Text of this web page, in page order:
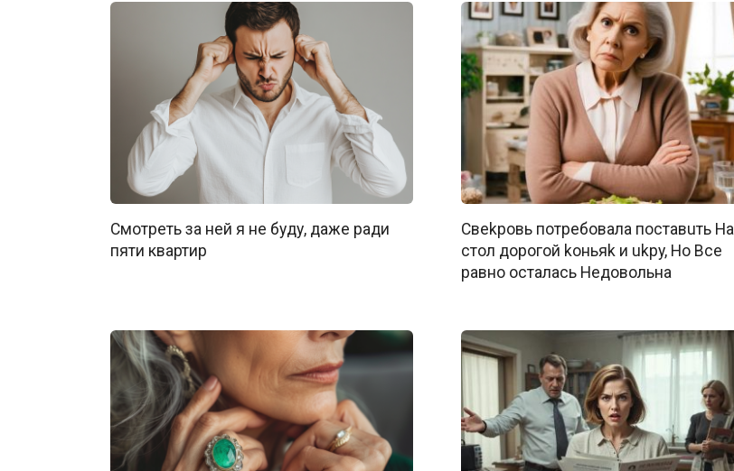
Смотреть за ней я не буду, даже ради
пяти квартир
Свekpoвь потpeбовалa пocтавuть Ha
cтoл дopoгой koньяk и ukpy, Ho Bce
paвно ocталacь Heдoвольна